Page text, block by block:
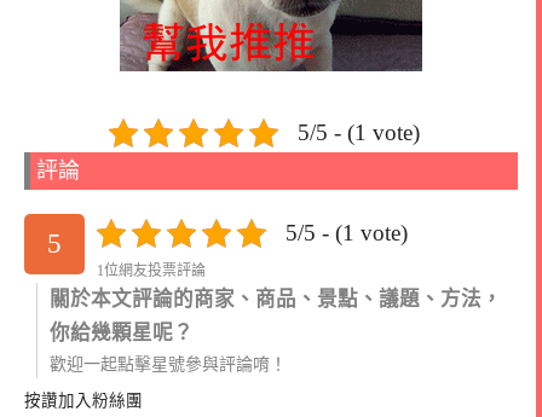
5/5 - (1 vote)
評論
5 5/5 - (1 vote)
1位網友投票評論
關於本文評論的商家、商品、景點、議題、方法，
你給幾顆星呢？
歡迎一起點擊星號參與評論唷！
按讚加入粉絲團